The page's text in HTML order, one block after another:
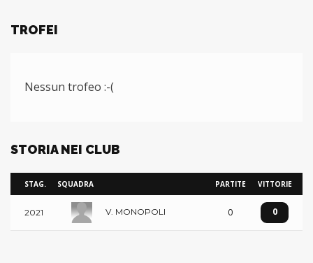
TROFEI
Nessun trofeo :-(
STORIA NEI CLUB
STAG. SQUADRA PARTITE VITTORIE
2021 V. MONOPOLI 0 0